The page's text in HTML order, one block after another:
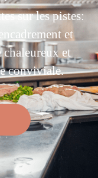
sur les pistes:
et
chaleureux et
conviviale.